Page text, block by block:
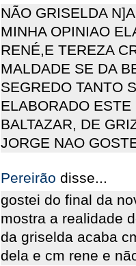
NÃO GRISELDA
MINHA OPINIAO
RENÉ,E TEREZA
MALDADE SE DA
SEGREDO TANTO
ELABORADO
BALTAZAR, DE
JORGE NAO
Pereirão disse...
gostei do final da
mostra a realidade
da griselda acaba
dela e cm rene e